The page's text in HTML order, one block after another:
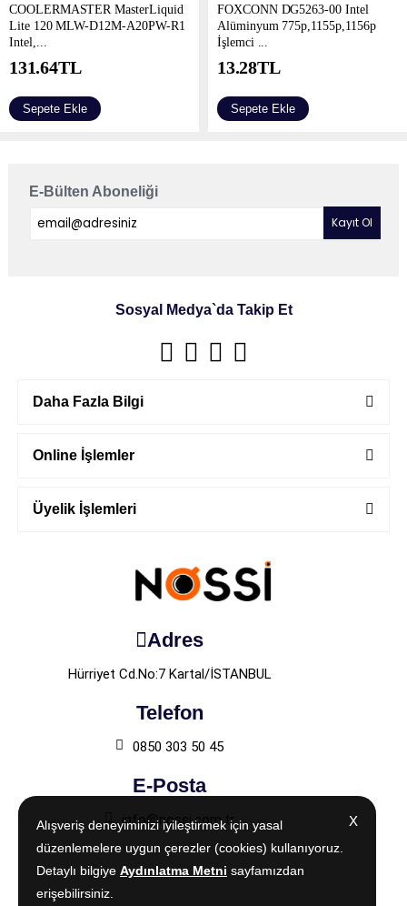
COOLERMASTER MasterLiquid
Lite 120 MLW-D12M-A20PW-R1
Intel,...
131.64TL
Sepete Ekle
FOXCONN DG5263-00 Intel
Alüminyum 775p,1155p,1156p
İşlemci ...
13.28TL
Sepete Ekle
X
Alışveriş deneyiminizi iyileştirmek için yasal
düzenlemelere uygun çerezler (cookies) kullanıyoruz.
Detaylı bilgiye Aydınlatma Metni sayfamızdan
erişebilirsiniz.
E-Bülten Aboneliği
Sosyal Medya`da Takip Et
Daha Fazla Bilgi
Online İşlemler
Üyelik İşlemleri
Adres
Hürriyet Cd.No:7 Kartal/İSTANBUL
Telefon
0850 303 50 45
E-Posta
info@nossi.com.tr X
Alışveriş deneyiminizi iyileştirmek için yasal
düzenlemelere uygun çerezler (cookies) kullanıyoruz.
Detaylı bilgiye Aydınlatma Metni sayfamızdan
erişebilirsiniz.